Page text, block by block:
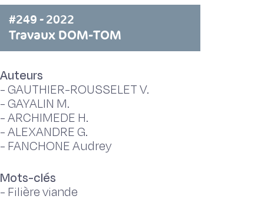
#249 - 2022
Travaux DOM-TOM
Auteurs
-GAUTHIER-ROUSSELET V.
-GAYALIN M.
-ARCHIMEDE H.
-ALEXANDRE G.
- FANCHONE Audrey
Mots-clés
- Filière viande